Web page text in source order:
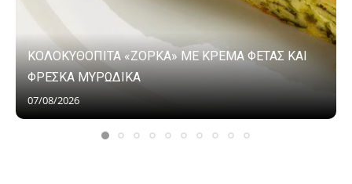
ΚΟΛΟΚΥΘΟΠΙΤΑ «ΖΟΡΚΑ» ΜΕ ΚΡΕΜΑ ΦΕΤΑΣ ΚΑΙ
ΦΡΕΣΚΑ ΜΥΡΩΔΙΚΑ
07/08/2026